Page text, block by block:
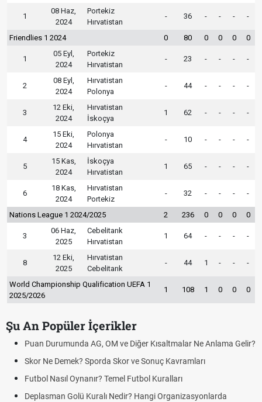
1
08 Haz,
2024
Portekiz
Hırvatistan
- 36 - - - -
Friendlies 1 2024 0 80 0 0 0 0
1
05 Eyl,
2024
Portekiz
Hırvatistan
- 23 - - - -
2
08 Eyl,
2024
Hırvatistan
Polonya
- 44 - - - -
3
12 Eki,
2024
Hırvatistan
İskoçya
1 62 - - - -
4
15 Eki,
2024
Polonya
Hırvatistan
- 10 - - - -
5
15 Kas,
2024
İskoçya
Hırvatistan
1 65 - - - -
6
18 Kas,
2024
Hırvatistan
Portekiz
- 32 - - - -
Nations League 1 2024/2025 2 236 0 0 0 0
3
06 Haz,
2025
Cebelitarık
Hırvatistan
1 64 - - - -
8
12 Eki,
2025
Hırvatistan
Cebelitarık
- 44 1 - - -
World Championship Qualification UEFA 1
2025/2026
1 108 1 0 0 0
Şu An Popüler İçerikler
Puan Durumunda AG, OM ve Diğer Kısaltmalar Ne Anlama Gelir?
Skor Ne Demek? Sporda Skor ve Sonuç Kavramları
Futbol Nasıl Oynanır? Temel Futbol Kuralları
Deplasman Golü Kuralı Nedir? Hangi Organizasyonlarda